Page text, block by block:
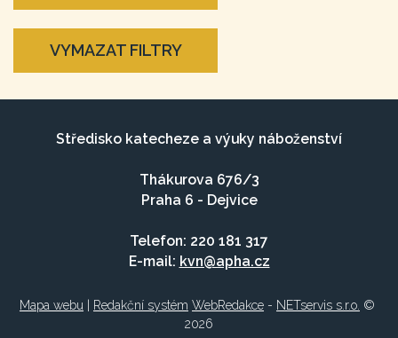
VYMAZAT FILTRY
Středisko katecheze a výuky náboženství
Thákurova 676/3
Praha 6 - Dejvice
Telefon: 220 181 317
E-mail: kvn@apha.cz
Mapa webu Redakční systém WebRedakce - NETservis s.r.o. ©
2026